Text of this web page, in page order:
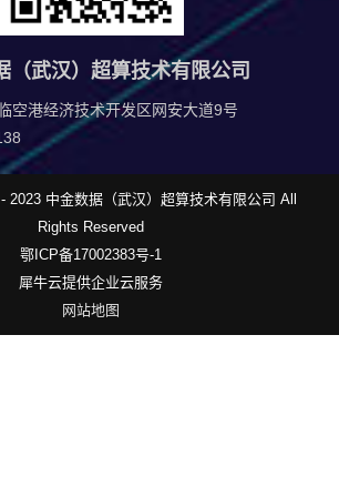
（武汉）超算技术有限公司
空港经济技术开发区网安大道9号
2023 中金数据（武汉）超算技术有限公司 All
Rights Reserved
鄂ICP备17002383号-1
犀牛云提供企业云服务
网站地图